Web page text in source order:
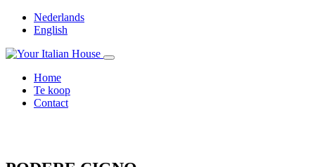
Nederlands
English
Home
Te koop
Contact